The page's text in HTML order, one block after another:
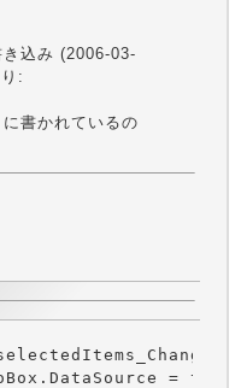
き込み (2006-03-
:
書かれているの
=